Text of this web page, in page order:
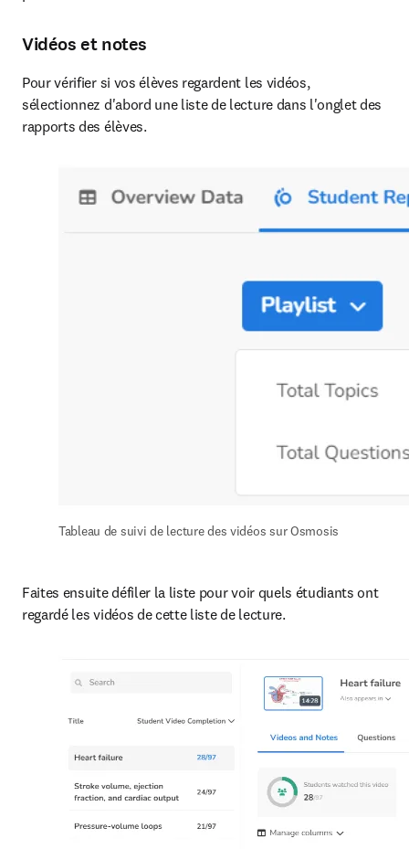
Vidéos et notes
Pour vérifier si vos élèves regardent les vidéos,
sélectionnez d'abord une liste de lecture dans l'onglet des
rapports des élèves.
Tableau de suivi de lecture des vidéos sur Osmosis
Faites ensuite défiler la liste pour voir quels étudiants ont
regardé les vidéos de cette liste de lecture.